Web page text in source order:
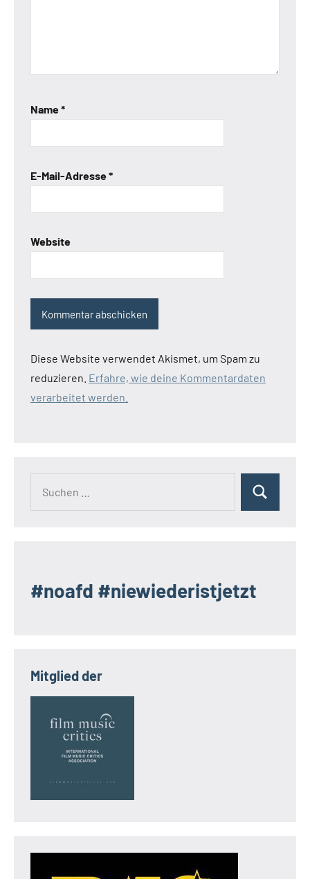
Name*
E-Mail-Adresse*
Website
Diese Website verwendet Akismet, um Spam zu
reduzieren. Erfahre, wie deine Kommentardaten
verarbeitet werden.
Suchen
#noafd #niewiederistjetzt
Mitglied der